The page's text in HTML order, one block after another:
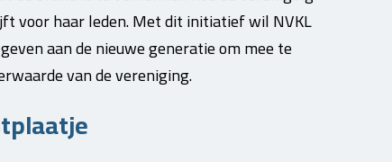
voor haar leden. Met dit initiatief wil NVKL
aan de nieuwe generatie om mee te
van de vereniging.